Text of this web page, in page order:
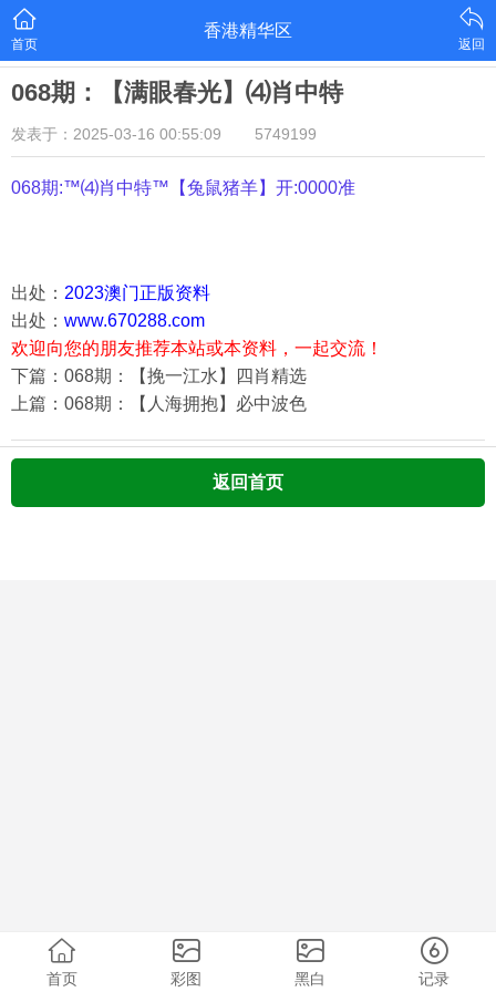
首页
香港精华区
返回
068期：【满眼春光】⑷肖中特
发表于：2025-03-16 00:55:09 5749199
068期:™⑷肖中特™【兔鼠猪羊】开:0000准
出处： 2023澳门正版资料
出处： www.670288.com
欢迎向您的朋友推荐本站或本资料，一起交流！
下篇：068期：【挽一江水】四肖精选
上篇：068期：【人海拥抱】必中波色
返回首页
首页 彩图 黑白 记录